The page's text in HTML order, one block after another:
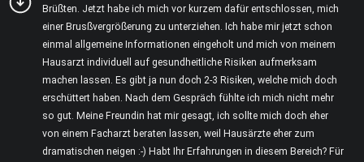
Brüßten. Jetzt habe ich mich vor kurzem dafür entschlossen, mich
einer Brusßvergrößerung zu unterziehen. Ich habe mir jetzt schon
einmal allgemeine Informationen eingeholt und mich von meinem
Hausarzt individuell auf gesundheitliche Risiken aufmerksam
machen lassen. Es gibt ja nun doch 2-3 Risiken, welche mich doch
erschüttert haben. Nach dem Gespräch fühlte ich mich nicht mehr
so gut. Meine Freundin hat mir gesagt, ich sollte mich doch eher
von einem Facharzt beraten lassen, weil Hausärzte eher zum
dramatischen neigen :-) Habt Ihr Erfahrungen in diesem Bereich? Für